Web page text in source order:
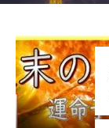
記事カテゴリー
ブログ
お知らせ